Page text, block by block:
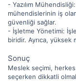
- Yazılım
mühendislerinin iş
güvenliği sağlar.
- İşletme Yönetimi:
biridir. Ayrıca, yüksek
Sonuç
Meslek seçimi,
seçerken dikkatli